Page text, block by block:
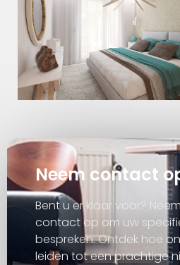
Neem contact
Bent u er klaar voor?
contact op om uw
bespreken. Ontdek hoe
leiden tot een prachtige